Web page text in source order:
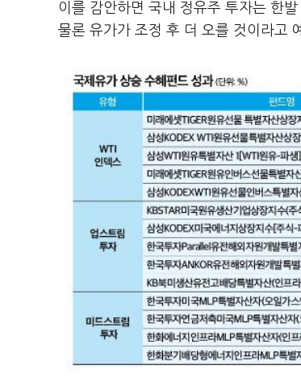
이를 감안하면 국내 정유주 투자는 한
물론 유가가 조정 후 더 오를 것이라고